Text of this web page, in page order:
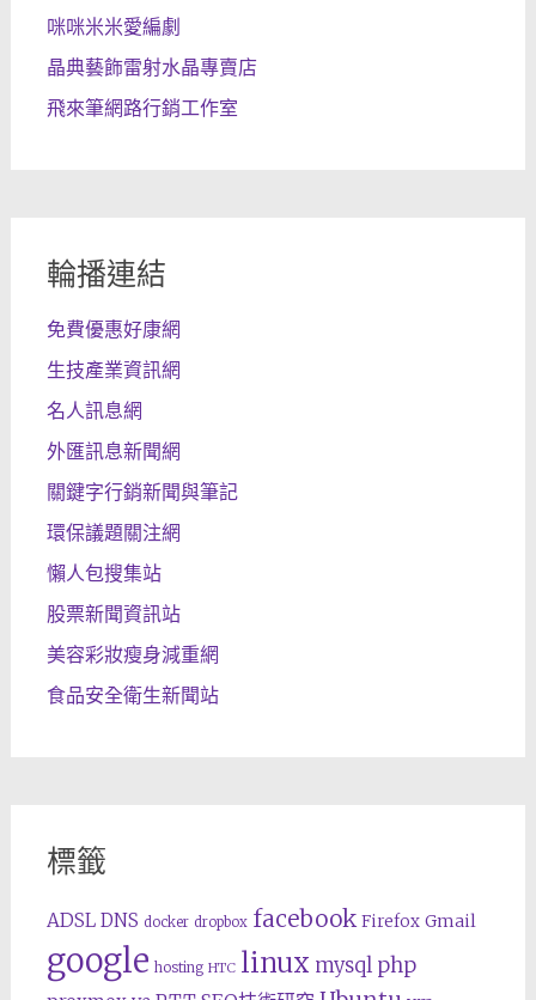
咪咪米米愛編劇
晶典藝飾雷射水晶專賣店
飛來筆網路行銷工作室
輪播連結
免費優惠好康網
生技產業資訊網
名人訊息網
外匯訊息新聞網
關鍵字行銷新聞與筆記
環保議題關注網
懶人包搜集站
股票新聞資訊站
美容彩妝瘦身減重網
食品安全衛生新聞站
標籤
ADSL DNS docker dropbox facebook Firefox Gmail
google hosting HTC linux mysql php